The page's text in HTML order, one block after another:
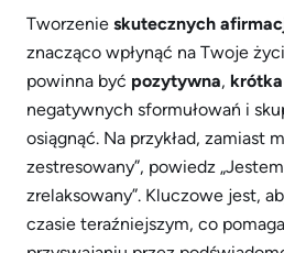
Tworzenie skutecznych
znacząco wpłynąć na Twoje
powinna być pozytywna, krótka
negatywnych sformułowań i
osiągnąć. Na przykład, zamiast
zestresowany”, powiedz
zrelaksowany”. Kluczowe jest,
czasie teraźniejszym, co